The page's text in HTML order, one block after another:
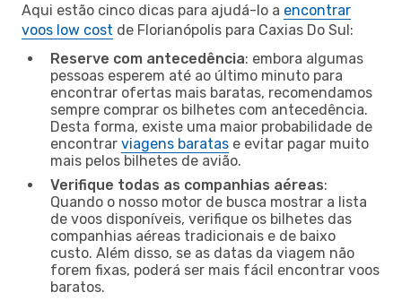
Aqui estão cinco dicas para ajudá-lo a encontrar
voos low cost de Florianópolis para Caxias Do Sul:
Reserve com antecedência: embora algumas
pessoas esperem até ao último minuto para
encontrar ofertas mais baratas, recomendamos
sempre comprar os bilhetes com antecedência.
Desta forma, existe uma maior probabilidade de
encontrar viagens baratas e evitar pagar muito
mais pelos bilhetes de avião.
Verifique todas as companhias aéreas:
Quando o nosso motor de busca mostrar a lista
de voos disponíveis, verifique os bilhetes das
companhias aéreas tradicionais e de baixo
custo. Além disso, se as datas da viagem não
forem fixas, poderá ser mais fácil encontrar voos
baratos.